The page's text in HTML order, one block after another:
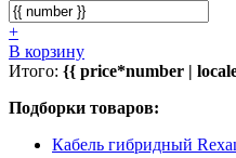
+
В корзину
Итого: {{ price*number |
Подборки товаров:
Кабель гибридный